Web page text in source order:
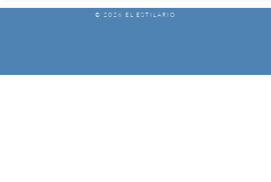
© 2026 EL ESTILARIO